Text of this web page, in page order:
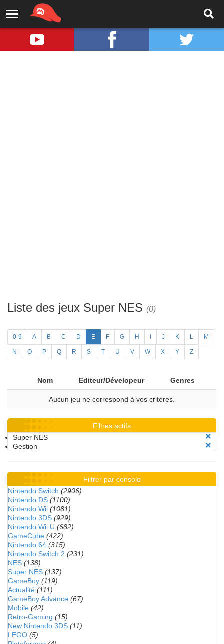
Liste des jeux Super NES (0)
0-9 A B C D E F G H J K L M
N O P Q R S T U V W X Y Z
Nom Editeur/Dévelopeur Genres
Aucun jeu ne correspond à vos critères.
Filtres actifs
Super NES
Gestion
Filtrer par console
Nintendo Switch (2906)
Nintendo DS (1100)
Nintendo Wii (1081)
Nintendo 3DS (929)
Nintendo Wii U (682)
GameCube (422)
Nintendo 64 (315)
Nintendo Switch 2 (231)
NES (138)
Super NES (137)
GameBoy (119)
Actualité (111)
GameBoy Advance (67)
Mobile (42)
Retro-Gaming (15)
New Nintendo 3DS (11)
LEGO (5)